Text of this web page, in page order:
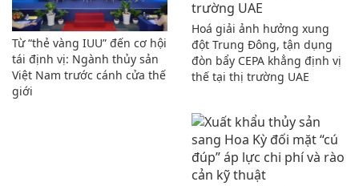
Từ “thẻ vàng IUU” đến cơ hội
tái định vị: Ngành thủy sản
Việt Nam trước cánh cửa thế
giới
Hoá giải ảnh hưởng xung
đột Trung Đông, tận dụng
đòn bẩy CEPA khẳng định vị
thế tại thị trường UAE